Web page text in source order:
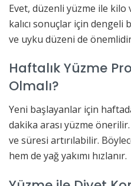
Evet, düzenli yüzme ile
kalıcı sonuçlar için
ve uyku düzeni de
Haftalık Yüzme
Olmalı?
Yeni başlayanlar için
dakika arası yüzme
ve süresi artırılabilir.
hem de yağ yakımı hızlanır.